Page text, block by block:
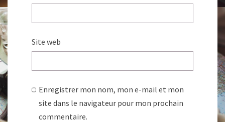
Site web
Enregistrer mon nom, mon e-mail et mon
site dans le navigateur pour mon prochain
commentaire.